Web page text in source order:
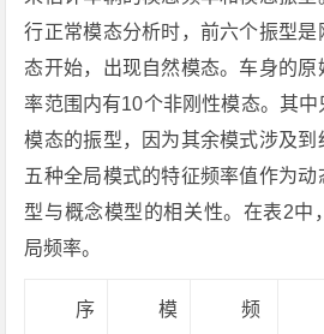
行正常模态分析时，前六个振型
态开始，出现自然模态。车身的
率范围内有10个非刚性模态。其
模态的振型，因为其余模式涉及到
五种全局模式的特征频率值作为
型与概念模型的相关性。在表2中
局频率。
序
模
频